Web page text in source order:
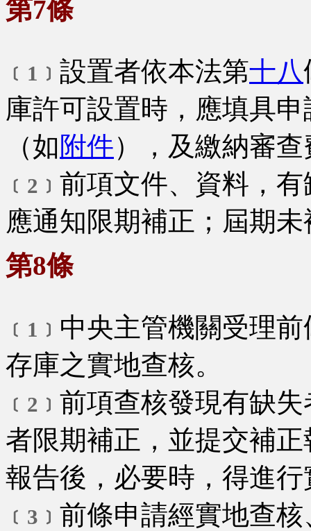
第7條
﹝1﹞ 設置者依本法第十八
庫許可設置時，應填具
（如 附件），及繳納審
﹝2﹞ 前項文件、資料，
應通知限期補正；屆期
第8條
﹝1﹞ 中央主管機關受理
存庫之實地查核。
﹝2﹞ 前項查核發現有缺
者限期補正，並提交補
報告後，必要時，得進
﹝3﹞ 前條申請經實地查